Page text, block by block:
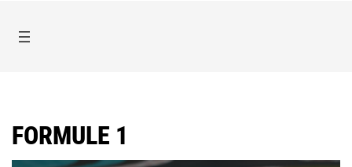
FORMULE 1